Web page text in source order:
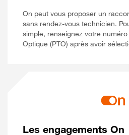
On peut vous proposer un
sans rendez-vous technicien.
simple, renseignez votre
Optique (PTO) après avoir
Les engagements On